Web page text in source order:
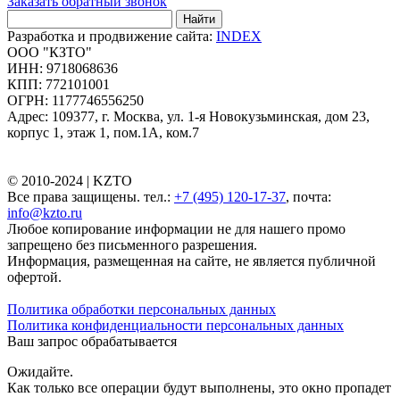
Найти
Разработка и продвижение сайта: INDEX
ООО "КЗТО"
ИНН: 9718068636
КПП: 772101001
ОГРН: 1177746556250
Адрес: 109377, г. Москва, ул. 1-я Новокузьминская, дом 23,
корпус 1, этаж 1, пом.1А, ком.7
© 2010-2024 | KZTO
Все права защищены. тел.: +7 (495) 120-17-37, почта:
info@kzto.ru
Любое копирование информации не для нашего промо
запрещено без письменного разрешения.
Информация, размещенная на сайте, не является публичной
офертой.
Политика обработки персональных данных
Политика конфиденциальности персональных данных
Ваш запрос обрабатывается
Ожидайте.
Как только все операции будут выполнены, это окно пропадет